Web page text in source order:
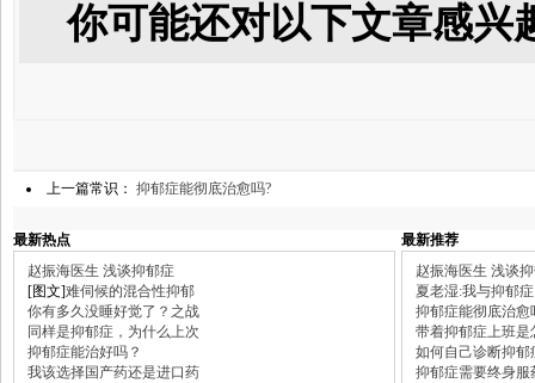
你可能还对以下文章感兴
上一篇常识： 抑郁症能彻底治愈吗?
最新热点
最新推荐
赵振海医生 浅谈抑郁症
[图文]难伺候的混合性抑郁
你有多久没睡好觉了？之战
同样是抑郁症，为什么上次
抑郁症能治好吗？
我该选择国产药还是进口药
赵振海医生 浅谈
夏老湿:我与抑郁症
抑郁症能彻底治愈
带着抑郁症上班是
如何自己诊断抑郁
抑郁症需要终身服